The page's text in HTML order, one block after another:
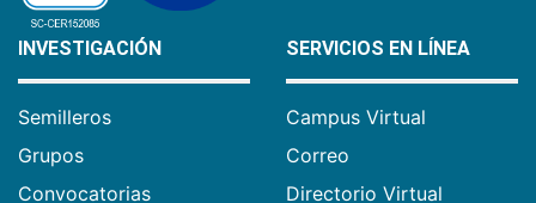
INVESTIGACIÓN
Semilleros
Grupos
Convocatorias
SERVICIOS EN LÍNEA
Campus Virtual
Correo
Directorio Virtual